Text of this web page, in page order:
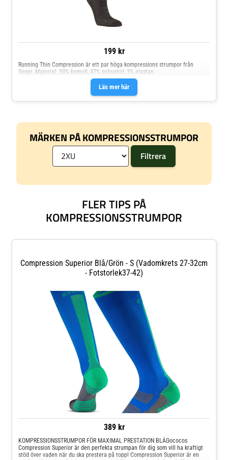
199 kr
Läs mer här
Running Thin Compression är ett par höga kompressions strumpor från
Seger. Material: 50% bomull, 47% polyamid, 3% elastan
MÄRKEN PÅ KOMPRESSIONSSTRUMPOR
FLER TIPS PÅ
KOMPRESSIONSSTRUMPOR
Compression Superior Blå/Grön - S (Vadomkrets 27-32cm
- Fotstorlek37-42)
389 kr
KOMPRESSIONSSTRUMPOR FÖR MAXIMAL PRESTATION BLÅGococos
Compression Superior är den perfekta strumpan för dig som vill ha kraftigt
stöd över vaden när du ska prestera på topp! Compression Superior är en